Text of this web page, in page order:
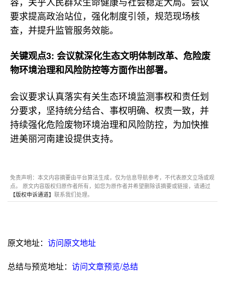
要求提高政治站位，强化制度引领，规范现场核
查，并提升监管服务效能。
关键观点3: 会议就深化生态文明体制改革、危险废
物环境治理和风险防控等方面作出部署。
会议要求认真落实有关生态环境监测事权和责任划
分要求，坚持统分结合、事权明确、权责一致，并
持续强化危险废物环境治理和风险防控，为加快推
进美丽河南建设提供支持。
免责声明：本文内容摘要由平台算法生成，仅为信息导航参考，不代表原文立场或观
点。 原文内容版权归原作者所有，如您为原作者并希望删除该摘要或链接，请通过
【版权申诉通道】 联系我们处理。
原文地址： 访问原文地址
总结与预览地址： 访问文章预览/总结